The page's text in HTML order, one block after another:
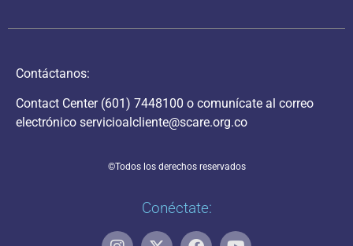
Contáctanos:
Contact Center (601) 7448100 o comunícate al correo
electrónico servicioalcliente@scare.org.co
©Todos los derechos reservados
Conéctate: